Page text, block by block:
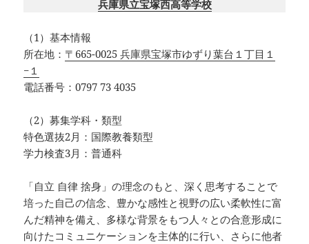
兵庫県立宝塚西高等学校
（1）基本情報
所在地： 〒665-0025 兵庫県宝塚市ゆずり葉台１丁目１
−１
電話番号：0797 73 4035
（2）募集学科・類型
特色選抜2月：国際教養類型
学力検査3月：普通科
「自立 自律 捨身」の理念のもと、深く思考することで
培った自己の信念、豊かな感性と視野の広い柔軟性に富
んだ精神を備え、多様な背景をもつ人々との合意形成に
向けたコミュニケーションを主体的に行い、さらに他者